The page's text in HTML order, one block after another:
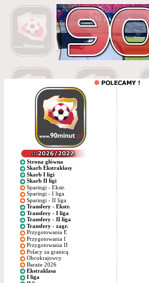
Strona główna
Skarb Ekstraklasy
Skarb I ligi
Skarb II ligi
Sparingi - Ekstr.
Sparingi - I liga
Sparingi - II liga
Transfery - Ekstr.
Transfery - I liga
Transfery - II liga
Transfery - zagr.
Przygotowania E
Przygotowania I
Przygotowania II
Polacy za granicą
Obcokrajowcy
Baraże 2026
Ekstraklasa
I liga